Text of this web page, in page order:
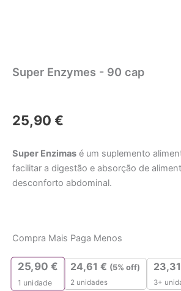
Super Enzymes - 90 cap
25,90 €
Super Enzimas é um suplemento
facilitar a digestão e absorção de
desconforto abdominal.
Compra Mais Paga Menos
25,90€
1 unidade
24,61 € (5% off)
2 unidades
23,31
3+
de
Enzymes
90